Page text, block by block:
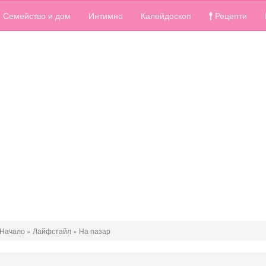
Семейство и дом Интимно Калейдоскоп Рецепти
Начало » Лайфстайл » На пазар